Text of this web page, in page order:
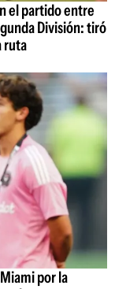
el partido entre
División: tiró
ruta
por la